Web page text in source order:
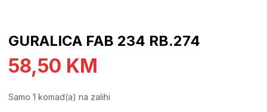
GURALICA FAB 234 RB.274
58,50 KM
Samo 1 komad(a) na zalihi